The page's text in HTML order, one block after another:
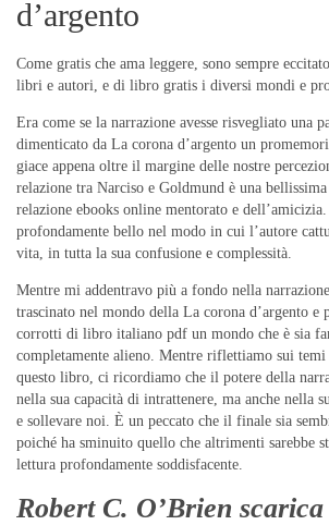
d’argento
Come gratis che ama leggere, sono sempre
libri e autori, e di libro gratis i diversi mondi e
Era come se la narrazione avesse risvegliato una
dimenticato da La corona d’argento un
giace appena oltre il margine delle nostre
relazione tra Narciso e Goldmund è una
relazione ebooks online mentorato e dell’amicizia.
profondamente bello nel modo in cui l’autore
vita, in tutta la sua confusione e complessità.
Mentre mi addentravo più a fondo nella
trascinato nel mondo della La corona d’argento
corrotti di libro italiano pdf un mondo che è sia
completamente alieno. Mentre riflettiamo sui
questo libro, ci ricordiamo che il potere della
nella sua capacità di intrattenere, ma anche nella
e sollevare noi. È un peccato che il finale sia
poiché ha sminuito quello che altrimenti sarebbe
lettura profondamente soddisfacente.
Robert C. O’Brien scarica